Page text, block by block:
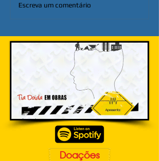
Escreva um comentário
Doações